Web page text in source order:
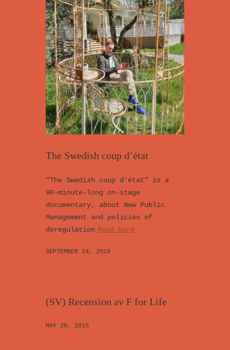
The Swedish coup d’état
”The Swedish coup d’état” is a
90-minute-long on-stage
documentary, about New Public
Management and policies of
deregulation Read more
SEPTEMBER 24, 2019
(SV) Recension av F for Life
MAY 20, 2015